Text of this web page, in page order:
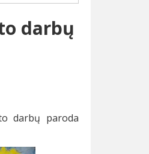
darbų
darbų paroda